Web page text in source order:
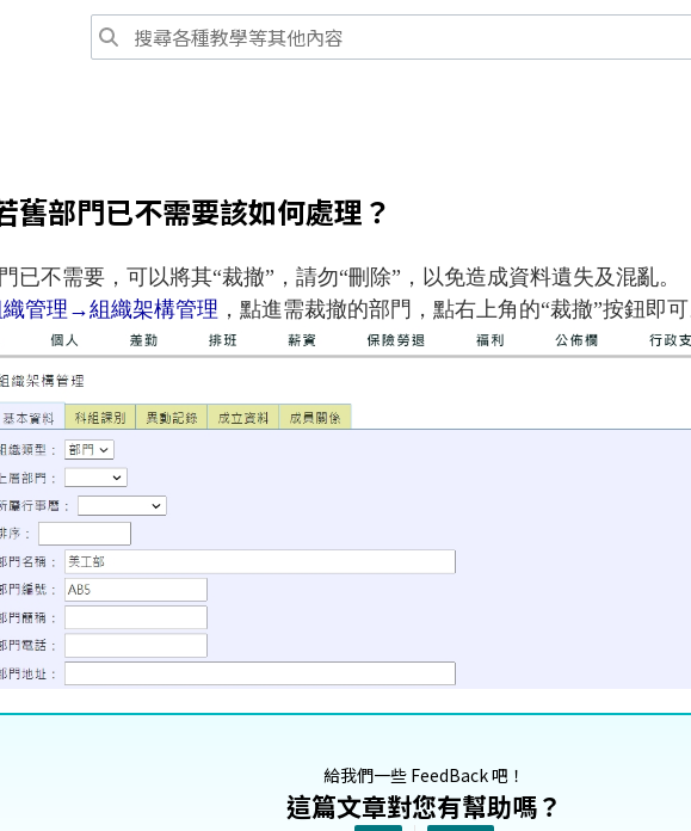
舊部門已不需要該如何處理？
已不需要，可以將其“裁撤”，請勿“刪除”，以免造成資料遺失及混亂。
管理→組織架構管理 ，點進需裁撤的部門，點右上角的“裁撤”按鈕即
給我們一些 FeedBack 吧！
這篇文章對您有幫助嗎？